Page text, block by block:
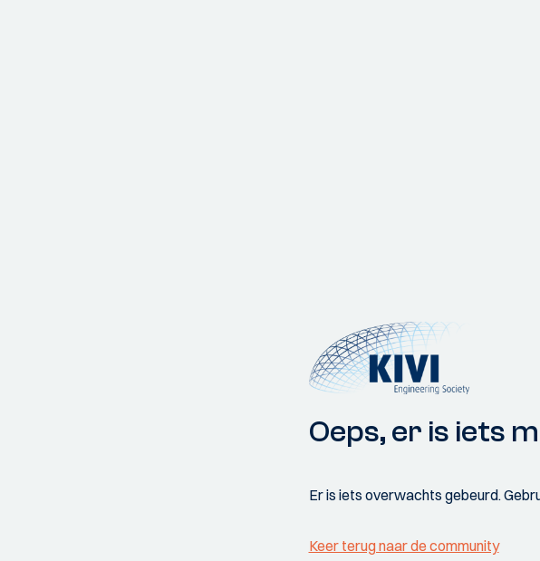
Oeps, er is iets
Er is iets overwachts gebeurd.
Keer terug naar de community